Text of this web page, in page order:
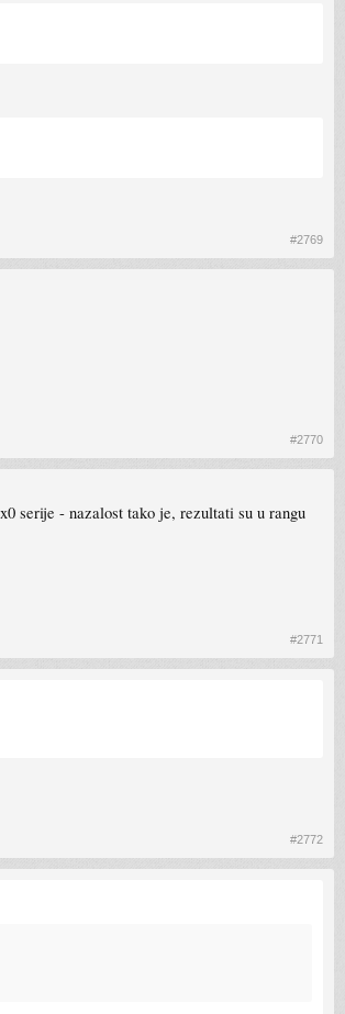
#2769
#2770
serije - nazalost tako je, rezultati su u rangu
#2771
#2772